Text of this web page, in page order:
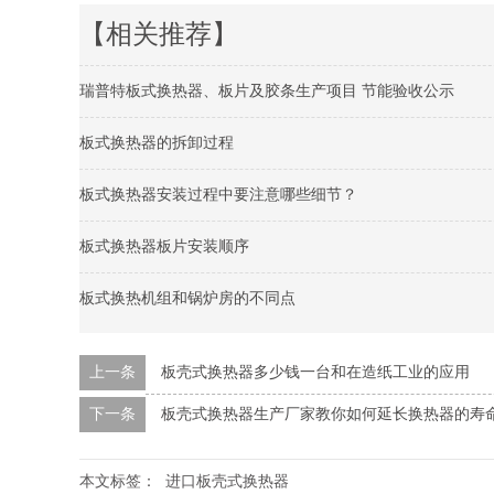
【相关推荐】
瑞普特板式换热器、板片及胶条生产项目 节能验收公示
板式换热器的拆卸过程
板式换热器安装过程中要注意哪些细节？
板式换热器板片安装顺序
板式换热机组和锅炉房的不同点
上一条 板壳式换热器多少钱一台和在造纸工业的应用
下一条 板壳式换热器生产厂家教你如何延长换热器的寿
本文标签： 进口板壳式换热器